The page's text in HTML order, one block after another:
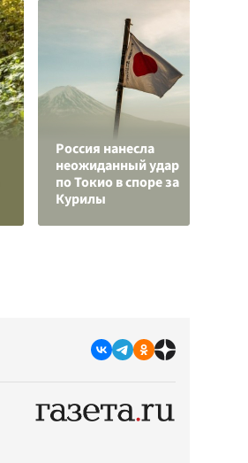
Россия нанесла
неожиданный удар
по Токио в споре за
Курилы